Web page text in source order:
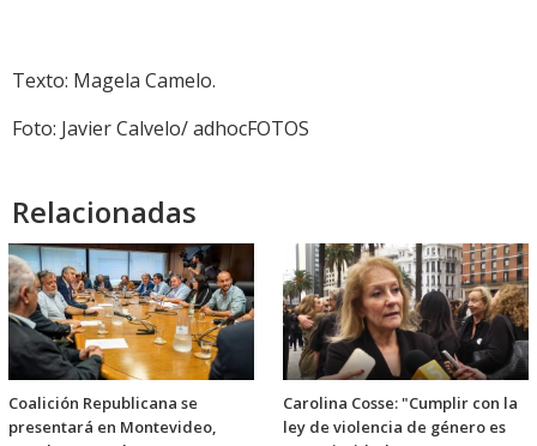
Texto: Magela Camelo.
Foto: Javier Calvelo/ adhocFOTOS
Relacionadas
Coalición Republicana se
presentará en Montevideo,
Carolina Cosse: "Cumplir con la
ley de violencia de género es